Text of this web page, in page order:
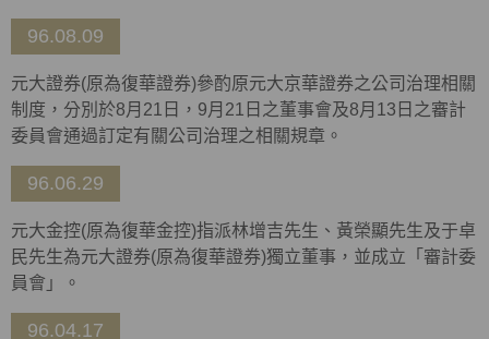
96.08.09
元大證券(原為復華證券)參酌原元大京華證券之公司治理相關
制度，分別於8月21日，9月21日之董事會及8月13日之審計
委員會通過訂定有關公司治理之相關規章。
96.06.29
元大金控(原為復華金控)指派林增吉先生、黃榮顯先生及于卓
民先生為元大證券(原為復華證券)獨立董事，並成立「審計委
員會」。
96.04.17